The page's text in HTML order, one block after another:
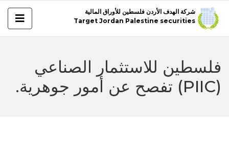
شركة الهدف الأردن فلسطين للأوراق المالية
Target Jordan Palestine securities
فلسطين للاستثمار الصناعي
(PIIC) تفصح عن أمور جوهرية.